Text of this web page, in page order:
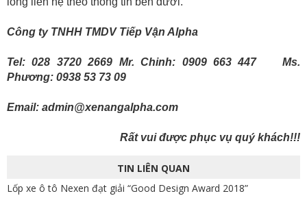
Công ty TNHH TMDV Tiếp Vận Alpha
Tel: 028 3720 2669 Mr. Chinh: 0909 663 447 Ms.
Phương: 0938 53 73 09
Email: admin@xenangalpha.com
Rất vui được phục vụ quý khách!!!
TIN LIÊN QUAN
Lốp xe ô tô Nexen đạt giải “Good Design Award 2018”